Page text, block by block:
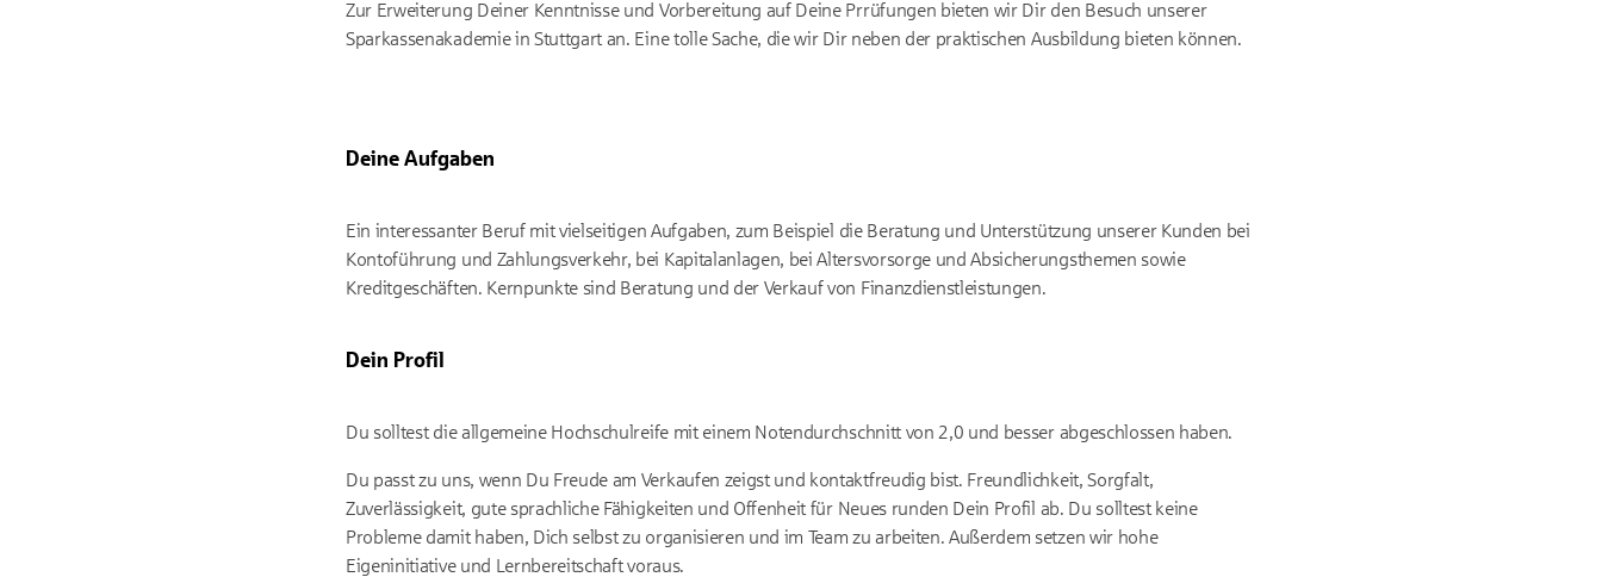
Zur Erweiterung Deiner Kenntnisse und Vorbereitung auf Deine Prrüfungen bieten wir Dir den Besuch unserer
Sparkassenakademie in Stuttgart an. Eine tolle Sache, die wir Dir neben der praktischen Ausbildung bieten können.
Deine Aufgaben
Ein interessanter Beruf mit vielseitigen Aufgaben, zum Beispiel die Beratung und Unterstützung unserer Kunden bei
Kontoführung und Zahlungsverkehr, bei Kapitalanlagen, bei Altersvorsorge und Absicherungsthemen sowie
Kreditgeschäften. Kernpunkte sind Beratung und der Verkauf von Finanzdienstleistungen.
Dein Profil
Du solltest die allgemeine Hochschulreife mit einem Notendurchschnitt von 2,0 und besser abgeschlossen haben.
Du passt zu uns, wenn Du Freude am Verkaufen zeigst und kontaktfreudig bist. Freundlichkeit, Sorgfalt,
Zuverlässigkeit, gute sprachliche Fähigkeiten und Offenheit für Neues runden Dein Profil ab. Du solltest keine
Probleme damit haben, Dich selbst zu organisieren und im Team zu arbeiten. Außerdem setzen wir hohe
Eigeninitiative und Lernbereitschaft voraus.